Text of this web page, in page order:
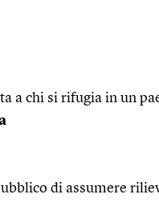
a chi si rifugia in un
di assumere